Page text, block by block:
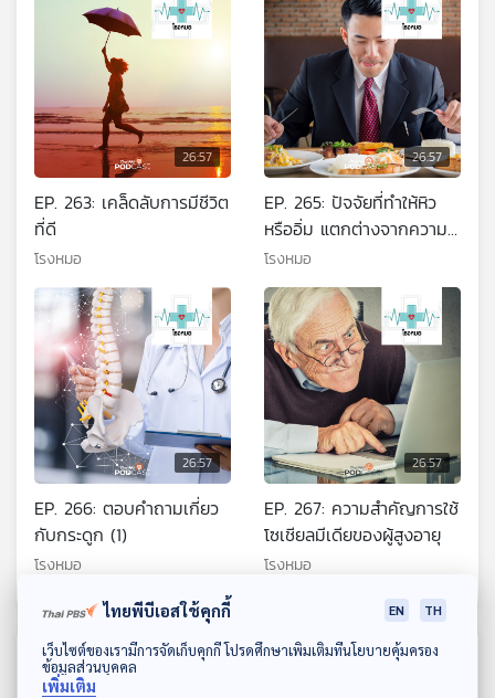
ดาวน์โหลด Thai PBS Podcast Application
26:57
EP. 263: เคล็ดลับการมีชีวิต
ที่ดี
โรงหมอ
26:57
EP. 265: ปัจจัยที่ทำให้หิว
หรืออิ่ม แตกต่างจากความ
อยากอย่างไร
โรงหมอ
26:57
EP. 266: ตอบคำถามเกี่ยว
กับกระดูก (1)
โรงหมอ
26:57
EP. 267: ความสำคัญการใช้
โซเชียลมีเดียของผู้สูงอายุ
โรงหมอ
ตอนที่เกี่ยวข้อง
ไทยพีบีเอสใช้คุกกี้ EN TH
เว็บไซต์ของเรามีการจัดเก็บคุกกี้ โปรดศึกษาเพิ่มเติมที่นโยบายคุ้มครอง
ข้อมูลส่วนบุคคล
เพิ่มเติม